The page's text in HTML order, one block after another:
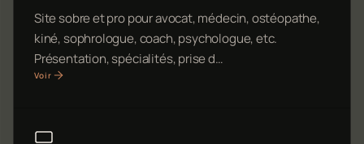
Site sobre et pro pour avocat, médecin, ostéopathe,
kiné, sophrologue, coach, psychologue, etc.
Présentation, spécialités, prise d…
Voir